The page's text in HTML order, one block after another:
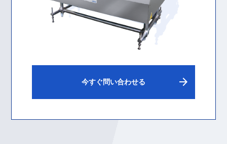
今すぐ問い合わせる arrow_forward